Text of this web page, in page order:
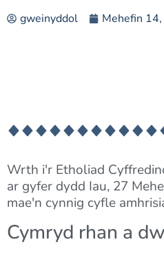
gweinyddol Mehefin
Wrth i'r Etholiad
ar gyfer dydd Iau, 27
mae'n cynnig cyfle
Cymryd rhan a